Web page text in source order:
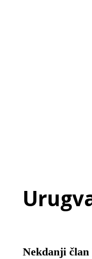
Nekdanji član